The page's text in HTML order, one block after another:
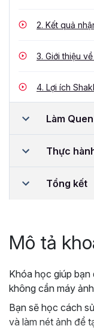
2. Kết quả
3. Giới thiệu
4. Lợi ích
Làm
Thực
Tổng kết
Mô tả
Khóa học giúp bạn
không cần máy
Bạn sẽ học cách
và làm nét ảnh để